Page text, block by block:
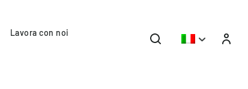
Lavora con noi